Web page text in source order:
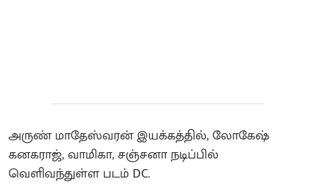
அருண் மாதேஸ்வரன் இயக்கத்தில், லோகேஷ்
கனகராஜ், வாமிகா, சஞ்சனா நடிப்பில்
வெளிவந்துள்ள படம் DC.